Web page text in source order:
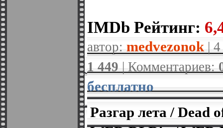
IMDb Рейтинг:
автор: medvezonok |
1 449| Комментариев:
бесплатно
Разгар лета / Dead